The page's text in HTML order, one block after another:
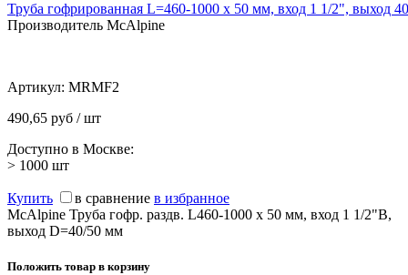
Труба гофрированная L=460-1000 х 50 мм, вход 1 1/2", выход
Производитель McAlpine
Артикул: MRMF2
490,65 руб / шт
Доступно в Москве:
> 1000 шт
Купить в сравнение в избранное
McAlpine Труба гофр. раздв. L460-1000 х 50 мм, вход 1 1/2"В,
выход D=40/50 мм
Положить товар в корзину